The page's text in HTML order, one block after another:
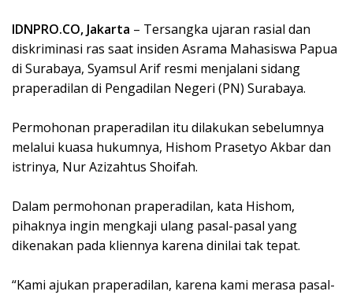
IDNPRO.CO, Jakarta – Tersangka ujaran rasial dan
diskriminasi ras saat insiden Asrama Mahasiswa Papua
di Surabaya, Syamsul Arif resmi menjalani sidang
praperadilan di Pengadilan Negeri (PN) Surabaya.
Permohonan praperadilan itu dilakukan sebelumnya
melalui kuasa hukumnya, Hishom Prasetyo Akbar dan
istrinya, Nur Azizahtus Shoifah.
Dalam permohonan praperadilan, kata Hishom,
pihaknya ingin mengkaji ulang pasal-pasal yang
dikenakan pada kliennya karena dinilai tak tepat.
“Kami ajukan praperadilan, karena kami merasa pasal-